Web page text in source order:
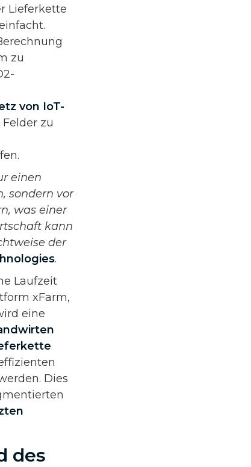
Lieferkette
zu
von IoT-
zu
einen
sondern vor
was einer
kann
der
.
Laufzeit
xFarm,
eine
Dies
des